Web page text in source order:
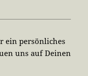
ein persönliches
uns auf Deinen